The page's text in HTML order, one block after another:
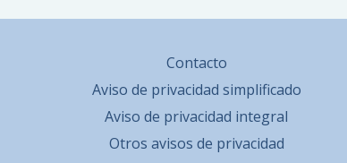
Contacto
Aviso de privacidad simplificado
Aviso de privacidad integral
Otros avisos de privacidad